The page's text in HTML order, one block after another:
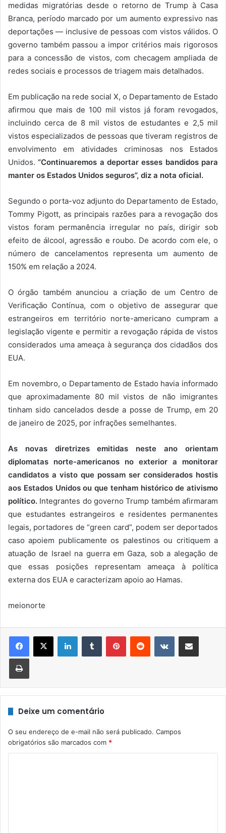
medidas migratórias desde o retorno de Trump à Casa
Branca, período marcado por um aumento expressivo nas
deportações — inclusive de pessoas com vistos válidos. O
governo também passou a impor critérios mais rigorosos
para a concessão de vistos, com checagem ampliada de
redes sociais e processos de triagem mais detalhados.
Em publicação na rede social X, o Departamento de Estado
afirmou que mais de 100 mil vistos já foram revogados,
incluindo cerca de 8 mil vistos de estudantes e 2,5 mil
vistos especializados de pessoas que tiveram registros de
envolvimento em atividades criminosas nos Estados
Unidos.“Continuaremos a deportar esses bandidos para
manter os Estados Unidos seguros”, diz a nota oficial.
Segundo o porta-voz adjunto do Departamento de Estado,
Tommy Pigott, as principais razões para a revogação dos
vistos foram permanência irregular no país, dirigir sob
efeito de álcool, agressão e roubo. De acordo com ele, o
número de cancelamentos representa um aumento de
150% em relação a 2024.
O órgão também anunciou a criação de um Centro de
Verificação Contínua, com o objetivo de assegurar que
estrangeiros em território norte-americano cumpram a
legislação vigente e permitir a revogação rápida de vistos
considerados uma ameaça à segurança dos cidadãos dos
EUA.
Em novembro, o Departamento de Estado havia informado
que aproximadamente 80 mil vistos de não imigrantes
tinham sido cancelados desde a posse de Trump, em 20
de janeiro de 2025, por infrações semelhantes.
As novas diretrizes emitidas neste ano orientam
diplomatas norte-americanos no exterior a monitorar
candidatos a visto que possam ser considerados hostis
aos Estados Unidos ou que tenham histórico de ativismo
político. Integrantes do governo Trump também afirmaram
que estudantes estrangeiros e residentes permanentes
legais, portadores de “green card”, podem ser deportados
caso apoiem publicamente os palestinos ou critiquem a
atuação de Israel na guerra em Gaza, sob a alegação de
que essas posições representam ameaça à política
externa dos EUA e caracterizam apoio ao Hamas.
meionorte
LinkedinTumblr PinterestReddit VK Compartilhar via e-mail
Imprimir
Deixe um comentário
O seu endereço de e-mail não será publicado. Campos
obrigatórios são marcados com *